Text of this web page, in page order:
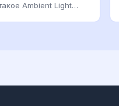
Ambient Light